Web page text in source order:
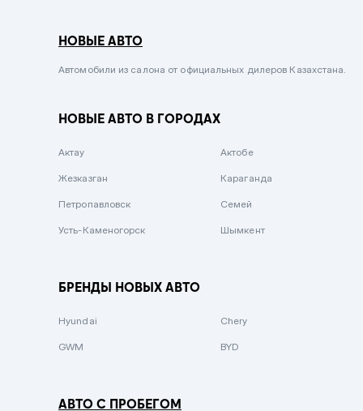
Сиреневый металлик
Вишневый
Зеленый металлик
НОВЫЕ АВТО
Автомобили из салона от официальных дилеров Казахстана.
НОВЫЕ АВТО В ГОРОДАХ
Актау Актобе
Жезказган Караганда
Петропавловск Семей
Усть-Каменогорск Шымкент
БРЕНДЫ НОВЫХ АВТО
Hyundai Chery
GWM BYD
АВТО С ПРОБЕГОМ